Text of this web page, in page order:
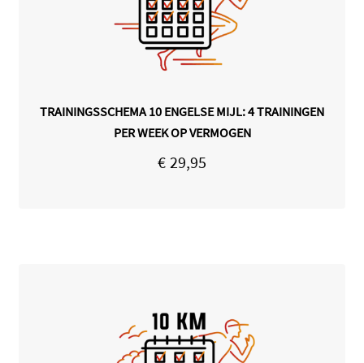
TRAININGSSCHEMA 10 ENGELSE MIJL: 4 TRAININGEN
PER WEEK OP VERMOGEN
€ 29,95